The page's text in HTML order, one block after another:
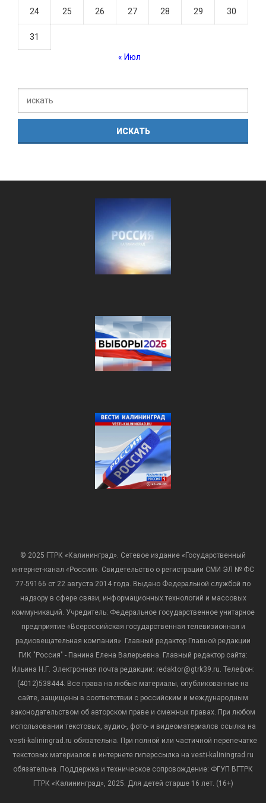
24 25 26 27 28 29 30
31
« Июл
© 2025 ГТРК «Калининград». Сетевое издание «Государственный
интернет-канал «Россия». Свидетельство о регистрации СМИ ЭЛ № ФС
77-59166 от 22 августа 2014 года. Выдано Федеральной службой по
надзору в сфере связи, информационных технологий и массовых
коммуникаций. Учредитель: Федеральное государственное унитарное
предприятие «Всероссийская государственная телевизионная и
радиовещательная компания». Главный редактор Главной редакции
ГИК "Россия" - Панина Елена Валерьевна. Главный редактор сайта:
Ильина Н.Г. Электронная почта редакции: redaktor@gtrk39.ru. Телефон:
(4012)538444. Все права на любые материалы, опубликованные на
сайте, защищены в соответствии с российским и международным
законодательством об авторском праве и смежных правах. При любом
использовании текстовых, аудио-, фото- и видеоматериалов ссылка на
vesti-kaliningrad.ru обязательна. При полной или частичной перепечатке
текстовых материалов в интернете гиперссылка на vesti-kaliningrad.ru
обязательна. Поддержка и техническое сопровождение: ФГУП ВГТРК
ГТРК «Калининград», 2025. Для детей старше 16 лет. (16+)